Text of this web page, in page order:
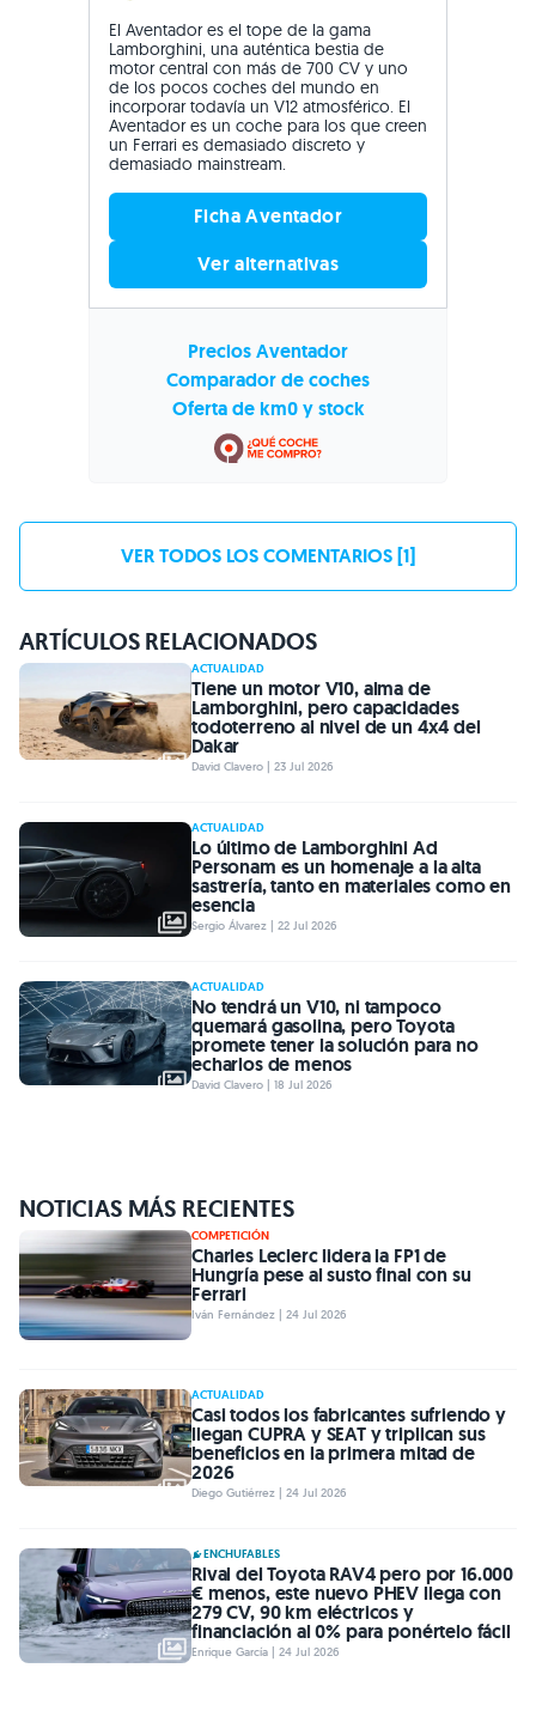
El Aventador es el tope de la gama
Lamborghini, una auténtica bestia de
motor central con más de 700 CV y uno
de los pocos coches del mundo en
incorporar todavía un V12 atmosférico. El
Aventador es un coche para los que creen
un Ferrari es demasiado discreto y
demasiado mainstream.
Ficha Aventador
Ver alternativas
Precios Aventador
Comparador de coches
Oferta de km0 y stock
VER TODOS LOS COMENTARIOS [1]
ARTÍCULOS RELACIONADOS
ACTUALIDAD
Tiene un motor V10, alma de
Lamborghini, pero capacidades
todoterreno al nivel de un 4x4 del
Dakar
David Clavero | 23 Jul 2026
ACTUALIDAD
Lo último de Lamborghini Ad
Personam es un homenaje a la alta
sastrería, tanto en materiales como en
esencia
Sergio Álvarez | 22 Jul 2026
ACTUALIDAD
No tendrá un V10, ni tampoco
quemará gasolina, pero Toyota
promete tener la solución para no
echarlos de menos
David Clavero | 18 Jul 2026
NOTICIAS MÁS RECIENTES
COMPETICIÓN
Charles Leclerc lidera la FP1 de
Hungría pese al susto final con su
Ferrari
Iván Fernández | 24 Jul 2026
ACTUALIDAD
Casi todos los fabricantes sufriendo y
llegan CUPRA y SEAT y triplican sus
beneficios en la primera mitad de
2026
Diego Gutiérrez | 24 Jul 2026
ENCHUFABLES
Rival del Toyota RAV4 pero por 16.000
€ menos, este nuevo PHEV llega con
279 CV, 90 km eléctricos y
financiación al 0% para ponértelo fácil
Enrique García | 24 Jul 2026